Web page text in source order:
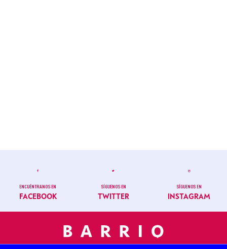
ENCUÉNTRANOS EN
FACEBOOK
SÍGUENOS EN
TWITTER
SÍGUENOS EN
INSTAGRAM